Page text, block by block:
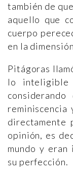
también de
aquello que
cuerpo
en la
Pitágoras
lo inteligible
reminiscencia
directamente
opinión, es
mundo y eran
su perfección.